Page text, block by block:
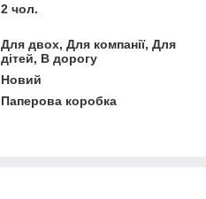
2 чол.
Для двох, Для компанії, Для
дітей, В дорогу
Новий
Паперова коробка